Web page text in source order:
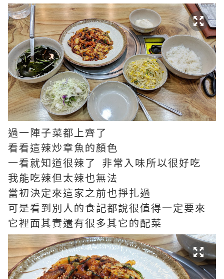
過一陣子菜都上齊了
看看這辣炒章魚的顏色
一看就知道很辣了 非常入味所以很好吃
我能吃辣但太辣也無法
當初決定來這家之前也掙扎過
可是看到別人的食記都說很值得一定要來
它裡面其實還有很多其它的配菜